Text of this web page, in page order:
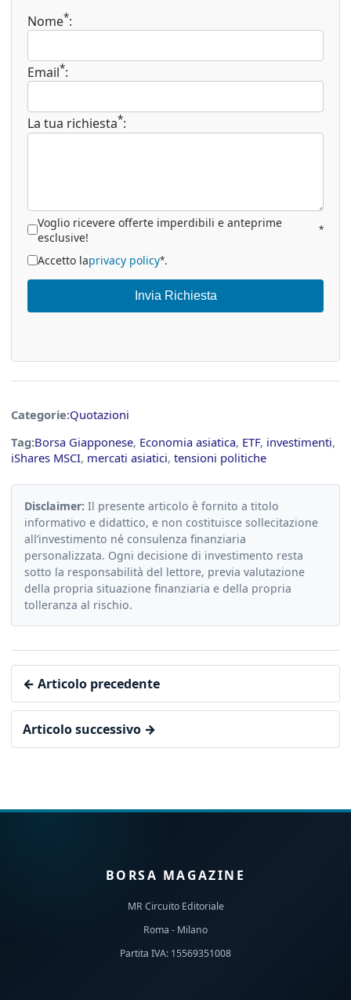
Nome*:
Email*:
La tua richiesta*:
Voglio ricevere offerte imperdibili e anteprime
esclusive!
*
Accetto laprivacy policy*.
Invia Richiesta
Categorie:Quotazioni
Tag:Borsa Giapponese, Economia asiatica, ETF, investimenti,
iShares MSCI, mercati asiatici, tensioni politiche
Disclaimer: Il presente articolo è fornito a titolo
informativo e didattico, e non costituisce sollecitazione
all’investimento né consulenza finanziaria
personalizzata. Ogni decisione di investimento resta
sotto la responsabilità del lettore, previa valutazione
della propria situazione finanziaria e della propria
tolleranza al rischio.
← Articolo precedente
Articolo successivo →
BORSA MAGAZINE
MR Circuito Editoriale
Roma - Milano
Partita IVA: 15569351008